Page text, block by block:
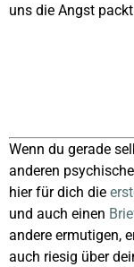
uns die Angst
Wenn du gerade
anderen
hier für dich die
und auch einen
andere ermutigen,
auch riesig über